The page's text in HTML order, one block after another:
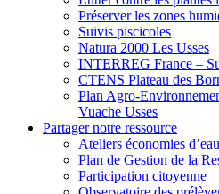
Préserver les zones
Suivis piscicoles
Natura 2000 Les Usses
INTERREG France –
CTENS Plateau des
Plan Agro-
Vuache Usses
Partagernotre ressource
Ateliers économies d’eau
Plan de Gestion de la
Participation citoyenne